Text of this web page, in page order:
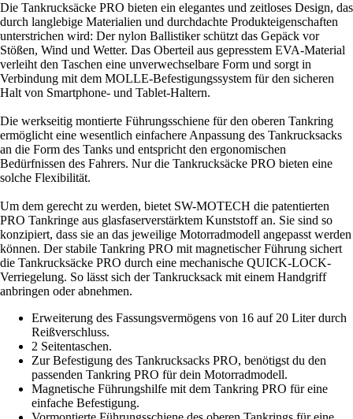
Die Tankrucksäcke PRO bieten ein elegantes und zeitloses Design, das
durch langlebige Materialien und durchdachte Produkteigenschaften
unterstrichen wird: Der nylon Ballistiker schützt das Gepäck vor
Stößen, Wind und Wetter. Das Oberteil aus gepresstem EVA-Material
verleiht den Taschen eine unverwechselbare Form und sorgt in
Verbindung mit dem MOLLE-Befestigungssystem für den sicheren
Halt von Smartphone- und Tablet-Haltern.
Die werkseitig montierte Führungsschiene für den oberen Tankring
ermöglicht eine wesentlich einfachere Anpassung des Tankrucksacks
an die Form des Tanks und entspricht den ergonomischen
Bedürfnissen des Fahrers. Nur die Tankrucksäcke PRO bieten eine
solche Flexibilität.
Um dem gerecht zu werden, bietet SW-MOTECH die patentierten
PRO Tankringe aus glasfaserverstärktem Kunststoff an. Sie sind so
konzipiert, dass sie an das jeweilige Motorradmodell angepasst werden
können. Der stabile Tankring PRO mit magnetischer Führung sichert
die Tankrucksäcke PRO durch eine mechanische QUICK-LOCK-
Verriegelung. So lässt sich der Tankrucksack mit einem Handgriff
anbringen oder abnehmen.
Erweiterung des Fassungsvermögens von 16 auf 20 Liter durch
Reißverschluss.
2 Seitentaschen.
Zur Befestigung des Tankrucksacks PRO, benötigst du den
passenden Tankring PRO für dein Motorradmodell.
Magnetische Führungshilfe mit dem Tankring PRO für eine
einfache Befestigung.